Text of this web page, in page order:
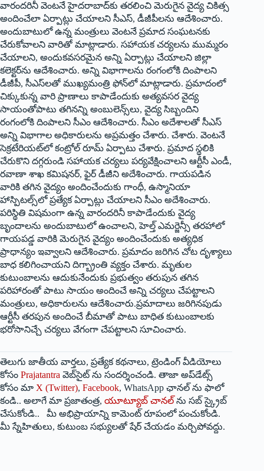
వారందరినీ వెంటనే హైదరాబాద్‌కు తరలించి మెరుగైన వైద్య చికిత్స
అందించేలా ఏర్పాట్లు చేయాలని సీఎస్‌, డీజీపీలను ఆదేశించారు.
అందుబాటులో ఉన్న మంత్రులు వెంటనే ప్రమాద సంఘటనకు
చేరుకోవాలని వారితో మాట్లాడారు. సహాయక చర్యలను ముమ్మరం
చేయాలని, అందుకవసరమైన అన్ని ఏర్పాట్లు చేయాలని జిల్లా
కలెక్టర్‌ను ఆదేశించారు. అన్ని విభాగాలను రంగంలోకి దింపాలని
డీజీపీ, సీఎస్‌లతో ముఖ్యమంత్రి ఫోన్‌లో మాట్లాడారు. ప్రమాదంలో
చిక్కుకున్న వారి ప్రాణాలు కాపాడేందుకు అత్యవసర వైద్య
సాయంతోపాటు తగినన్ని అంబులెన్స్‌లు, వైద్య సిబ్బందిని
రంగంలోకి దింపాలని సీఎం ఆదేశించారు. సీఎం అదేశాలతో సీఎస్‌
అన్ని విభాగాల అధికారులను అప్రమత్తం చేశారు. చేశారు. వెంటనే
సెక్రటేరియట్‌లో కంట్రోల్‌ రూమ్‌ ఏర్పాటు చేశారు. ప్రమాద స్థలికి
చేరుకొని దగ్గరుండి సహాయక చర్యలు పర్యవేక్షించాలని ఆర్టీసీ ఎండీ,
రవాణా శాఖ కమిషనర్‌, ఫైర్‌ డీజీని అదేశించారు. గాయపడిన
వారికి తగిన వైద్యం అందించేందుకు గాంధీ, ఉస్మానియా
హాస్పిటల్స్‌లో ప్రత్యేక ఏర్పాట్లు చేయాలని సీఎం అదేశించారు.
పరిస్థితి విషమంగా ఉన్న వారందరినీ కాపాడేందుకు వైద్య
బృందాలను అందుబాటులో ఉంచాలని, హెల్త్‌ ఎమర్జెన్సీ తరహాలో
గాయపడ్డ వారికి మెరుగైన వైద్యం అందించేందుకు అత్యధిక
ప్రాధాన్యం ఇవ్వాలని ఆదేశించారు. ప్రమాదం జరిగిన చోట దృశ్యాలు
బాధ కలిగించాయని దిగ్బ్రాంతి వ్యక్తం చేశారు. మృతుల
కుటుంబాలను ఆదుకునేందుకు ప్రభుత్వం తరుపున తగిన
పరిహారంతో పాటు సాయం అందించే అన్ని చర్యలు చేపట్టాలని
మంత్రులు, అధికారులను ఆదేశించారు.ప్రమాదాలు జరిగినపుడు
ఆర్టీసీ తరపున అందించే బీమాతో పాటు బాధిత కుటుంబాలకు
భరోసానిచ్చే చర్యలు వేగంగా చేపట్టాలని సూచించారు.
తెలుగు జాతీయ వార్తలు, ప్రత్యేక కథనాలు, ట్రెండింగ్ వీడియోలు
కోసం Prajatantra వెబ్‌సైట్ ను సందర్శించండి. తాజా అప్‌డేట్స్
కోసం మా X (Twitter), Facebook, WhatsApp ఛానల్ ను ఫాలో
కండి.. అలాగే మా ప్రజాతంత్ర, యూట్యూబ్ చానల్ ను సబ్ స్క్రైబ్
చేసుకోండి.. మీ అభిప్రాయాన్ని కామెంట్ రూపంలో పంచుకోండి.
మీ స్నేహితులు, కుటుంబ సభ్యులతో షేర్ చేయడం మర్చిపోవద్దు.